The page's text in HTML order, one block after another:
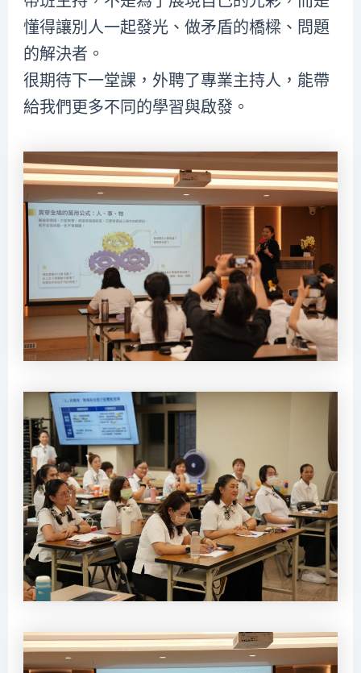
懂得讓別人一起發光、做矛盾的橋樑、問題
的解決者。
很期待下一堂課，外聘了專業主持人，能帶
給我們更多不同的學習與啟發。